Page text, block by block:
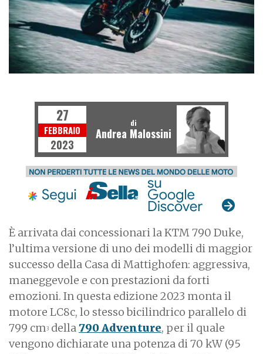
È arrivata dai concessionari la KTM 790 Duke,
l’ultima versione di uno dei modelli di maggior
successo della Casa di Mattighofen: aggressiva,
maneggevole e con prestazioni da forti
emozioni. In questa edizione 2023 monta il
motore LC8c, lo stesso bicilindrico parallelo di
799 cm3 della790 Adventure, per il quale
vengono dichiarate una potenza di 70 kW (95
27
FEBBRAIO
2023
di
Andrea Malossini